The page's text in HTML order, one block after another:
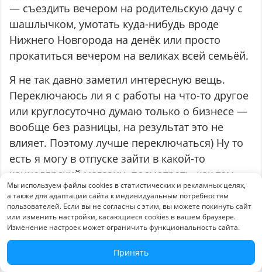
— съездить вечером на родительскую дачу с
шашлычком, умотать куда-нибудь вроде
Нижнего Новгорода на денёк или просто
прокатиться вечером на великах всей семьёй.
Я не так давно заметил интересную вещь.
Переключаюсь ли я с работы на что-то другое
или круглосуточно думаю только о бизнесе —
вообще без разницы, на результат это не
влияет. Поэтому лучше переключаться) Ну то
есть я могу в отпуске зайти в какой-то
канцелярский магазин, посмотреть, как там
всё устроено, но это не значит, что я прям
глубоко задумаюсь о том, что там увидел и
начну переосмысливать свою бизнес-модель
прямо на экскурсиях по музеям)
Да и потом, как я сказал выше, в нашем
Мы используем файлы cookies в статистических и рекламных целях,
а также для адаптации сайта к индивидуальным потребностям
пользователей. Если вы не согласны с этим, вы можете покинуть сайт
или изменить настройки, касающиеся cookies в вашем браузере.
Изменение настроек может ограничить функциональность сайта.
Принять